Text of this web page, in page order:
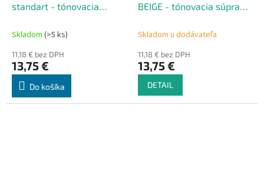
standart - tónovacia
50 ml
Skladom (>5 ks)
11,18 € bez DPH
13,75 €
Do košíka
BEIGE - tónovacia súprava
Skladom u dodávateľa
11,18 € bez DPH
13,75 €
DETAIL